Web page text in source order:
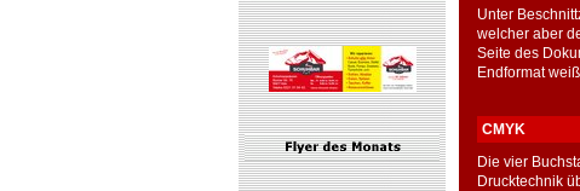
Unter
welcher aber
Seite des
Endformat
CMYK
Die vier
Drucktechnik